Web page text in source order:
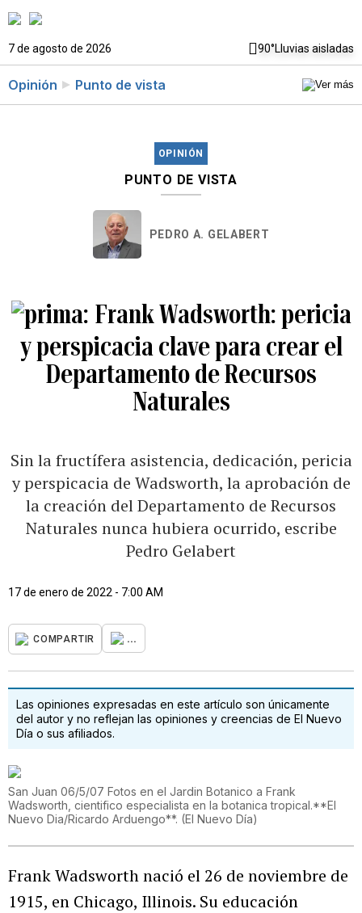
7 de agosto de 2026 90°Lluvias aisladas
Opinión Punto de vista
OPINIÓN
PUNTO DE VISTA
PEDRO A. GELABERT
Frank Wadsworth: pericia
y perspicacia clave para crear el
Departamento de Recursos
Naturales
Sin la fructífera asistencia, dedicación, pericia
y perspicacia de Wadsworth, la aprobación de
la creación del Departamento de Recursos
Naturales nunca hubiera ocurrido, escribe
Pedro Gelabert
17 de enero de 2022 - 7:00 AM
COMPARTIR ...
Las opiniones expresadas en este artículo son únicamente
del autor y no reflejan las opiniones y creencias de El Nuevo
Día o sus afiliados.
San Juan 06/5/07 Fotos en el Jardin Botanico a Frank
Wadsworth, cientifico especialista en la botanica tropical.**El
Nuevo Dia/Ricardo Arduengo**. (El Nuevo Día)
Frank Wadsworth nació el 26 de noviembre de
1915, en Chicago, Illinois. Su educación